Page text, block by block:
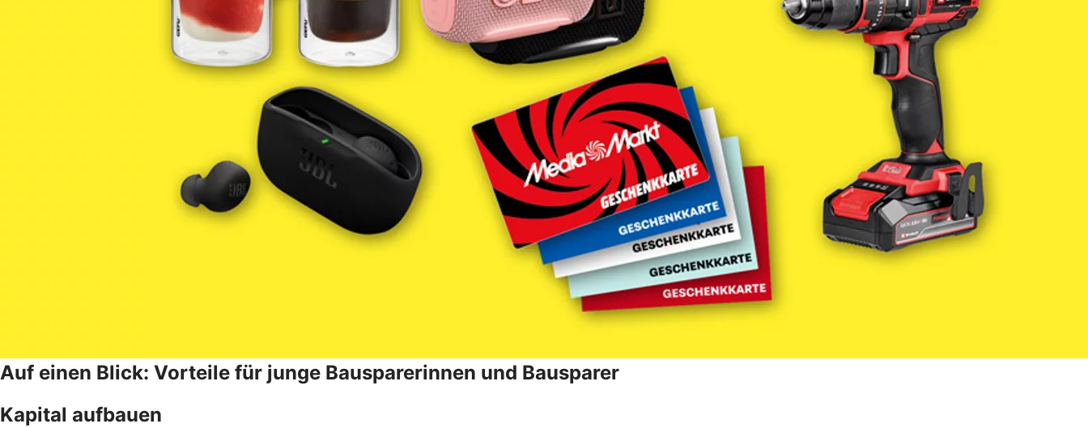
Auf einen Blick: Vorteile für junge Bausparerinnen und Bausparer
Kapital aufbauen